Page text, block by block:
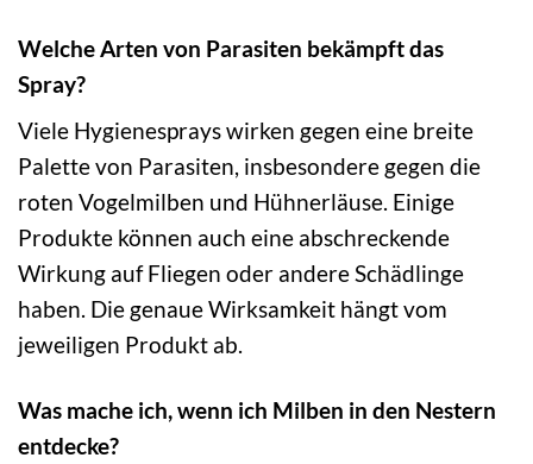
Welche Arten von Parasiten bekämpft das
Spray?
Viele Hygienesprays wirken gegen eine breite
Palette von Parasiten, insbesondere gegen die
roten Vogelmilben und Hühnerläuse. Einige
Produkte können auch eine abschreckende
Wirkung auf Fliegen oder andere Schädlinge
haben. Die genaue Wirksamkeit hängt vom
jeweiligen Produkt ab.
Was mache ich, wenn ich Milben in den Nestern
entdecke?